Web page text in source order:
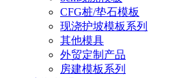
CFG桩/垫石模板
现浇护坡模板系列
其他模具
外贸定制产品
房建模板系列